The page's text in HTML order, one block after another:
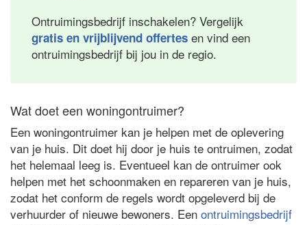
Ontruimingsbedrijf inschakelen? Vergelijk
gratis en vrijblijvend offertes en vind een
ontruimingsbedrijf bij jou in de regio.
Wat doet een woningontruimer?
Een woningontruimer kan je helpen met de oplevering
van je huis. Dit doet hij door je huis te ontruimen, zodat
het helemaal leeg is. Eventueel kan de ontruimer ook
helpen met het schoonmaken en repareren van je huis,
zodat het conform de regels wordt opgeleverd bij de
verhuurder of nieuwe bewoners. Een ontruimingsbedrijf